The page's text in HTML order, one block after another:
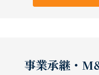
事業承継・